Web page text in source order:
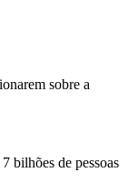
sobre a
bilhões de pessoas